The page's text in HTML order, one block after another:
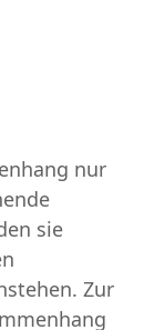
nur
sie
Zur